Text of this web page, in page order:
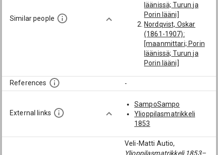
Similar people
läänissä; Turun ja
Porin lääni]
Nordqvist, Oskar
(1861-1907):
[maanmittari; Porin
läänissä; Turun ja
Porin lääni]
[maanmittari; Porin
läänissä; Turun ja
Porin lääni]
Stormbom, Akates
[maanmittari; Porin
läänissä; Turun ja
References -
External links
SampoSampo
Ylioppilasmatrikkeli
1853
Veli-Matti Autio,
Ylioppilasmatrikkeli 1853–